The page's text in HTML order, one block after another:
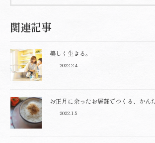
関連記事
美しく生きる。
2022.2.4
お正月に余ったお屠蘇でつくる、かん
2022.1.5